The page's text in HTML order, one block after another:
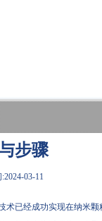
步骤
03-11
术已经成功实现在纳米